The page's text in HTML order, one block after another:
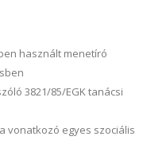
használt menetíró
3821/85/EGK tanácsi
vonatkozó egyes szociális